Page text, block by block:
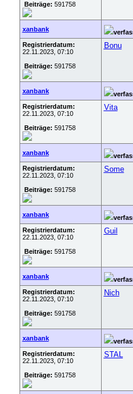
Beiträge: 591758
xanbank
Registrierdatum:
22.11.2023, 07:10
Beiträge: 591758
Bonu
xanbank
Registrierdatum:
22.11.2023, 07:10
Beiträge: 591758
Vita
xanbank
Registrierdatum:
22.11.2023, 07:10
Beiträge: 591758
Some
xanbank
Registrierdatum:
22.11.2023, 07:10
Beiträge: 591758
Guil
xanbank
Registrierdatum:
22.11.2023, 07:10
Beiträge: 591758
Nich
xanbank
Registrierdatum:
22.11.2023, 07:10
Beiträge: 591758
STAL